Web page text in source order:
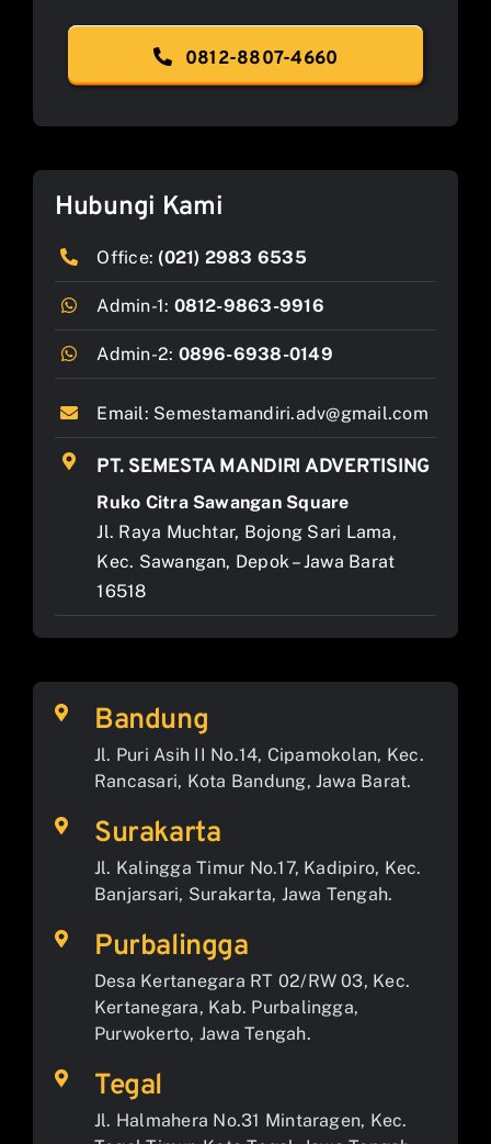
0812-8807-4660
Hubungi Kami
Office: (021) 2983 6535
Admin-1: 0812-9863-9916
Admin-2: 0896-6938-0149
Email: Semestamandiri.adv@gmail.com
PT. SEMESTA MANDIRI ADVERTISING
Ruko Citra Sawangan Square
Jl. Raya Muchtar, Bojong Sari Lama,
Kec. Sawangan, Depok – Jawa Barat
16518
Bandung
Jl. Puri Asih II No.14, Cipamokolan, Kec.
Rancasari, Kota Bandung, Jawa Barat.
Surakarta
Jl. Kalingga Timur No.17, Kadipiro, Kec.
Banjarsari, Surakarta, Jawa Tengah.
Purbalingga
Desa Kertanegara RT 02/RW 03, Kec.
Kertanegara, Kab. Purbalingga,
Purwokerto, Jawa Tengah.
Tegal
Jl. Halmahera No.31 Mintaragen, Kec.